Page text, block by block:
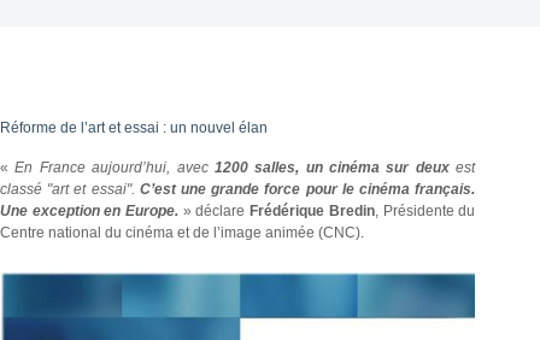
Réforme de l’art et essai : un nouvel élan
«En France aujourd’hui, avec1200 salles, un cinéma sur deuxest
classé "art et essai". C’est une grande force pour le cinéma français.
Une exception en Europe. » déclare Frédérique Bredin, Présidente du
Centre national du cinéma et de l’image animée (CNC).